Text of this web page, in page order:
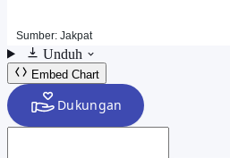
Unduh
Embed Chart